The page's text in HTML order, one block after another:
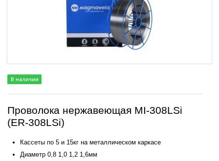
В наличии
Проволока нержавеющая MI-308LSi
(ER-308LSi)
Кассеты по 5 и 15кг на металлическом каркасе
Диаметр 0,8 1,0 1,2 1,6мм